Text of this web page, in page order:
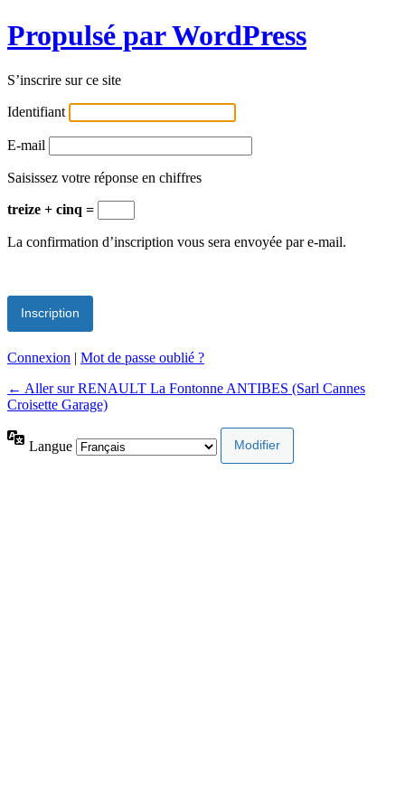
Propulsé par WordPress
S’inscrire sur ce site
Identifiant
E-mail
Saisissez votre réponse en chiffres
treize + cinq =
La confirmation d’inscription vous sera envoyée par e-mail.
Connexion | Mot de passe oublié ?
← Aller sur RENAULT La Fontonne ANTIBES (Sarl Cannes
Croisette Garage)
Langue